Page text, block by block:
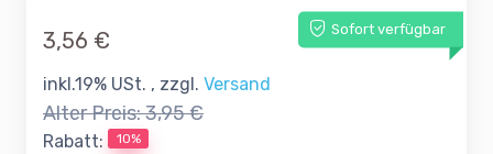
Sofort verfügbar
3,56 €
inkl.19% USt. , zzgl. Versand
Alter Preis:3,95 €
Rabatt: 10%